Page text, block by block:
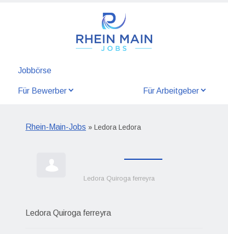
Jobbörse
Für Bewerber Für Arbeitgeber
Rhein-Main-Jobs » Ledora Ledora
Ledora Quiroga ferreyra
Ledora Quiroga ferreyra